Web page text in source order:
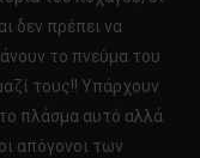
δεν πρέπει να
το πνεύμα του
τους!! Υπάρχουν
πλάσμα αυτό αλλά
απόγονοι των